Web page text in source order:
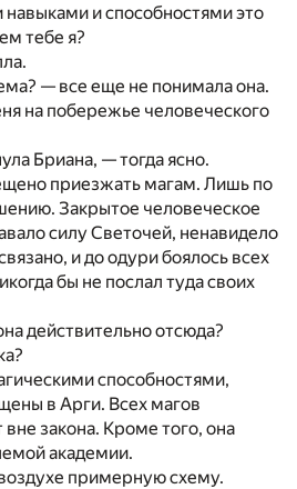
и способностями это
тебе я?
— все еще не понимала она.
на побережье человеческого
Бриана, — тогда ясно.
приезжать магам. Лишь по
Закрытое человеческое
силу Светочей, ненавидело
и до одури боялось всех
бы не послал туда своих
действительно отсюда?
способностями,
в Арги. Всех магов
закона. Кроме того, она
академии.
примерную схему.